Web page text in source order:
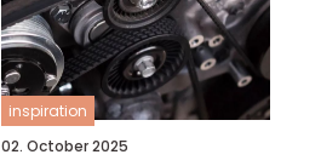
inspiration
02. October 2025